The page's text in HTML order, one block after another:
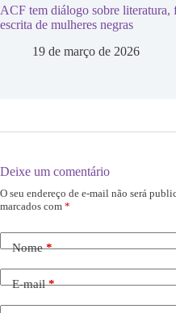
ACF tem diálogo sobre literatura,
escrita de mulheres negras
19 de março de 2026
Deixe um comentário
O seu endereço de e-mail não será
marcados com *
Nome*
E-mail*